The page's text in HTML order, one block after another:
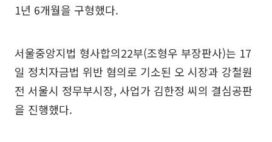
1년 6개월을 구형했다.
서울중앙지법 형사합의22부(조형우 부장판사)는 17
일 정치자금법 위반 혐의로 기소된 오 시장과 강철원
전 서울시 정무부시장, 사업가 김한정 씨의 결심공판
을 진행했다.